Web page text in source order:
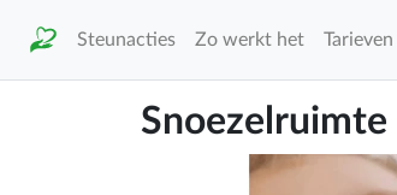
Steunacties Zo werkt het Tarieven
Snoezelruimte